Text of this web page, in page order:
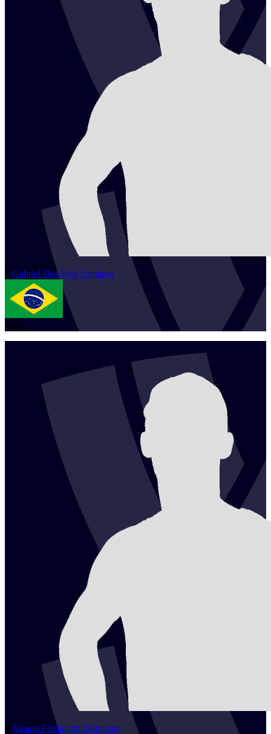
1 Gabriel Dos Reis Santiago
BRA
2 Johann Ferdinand Dohmann